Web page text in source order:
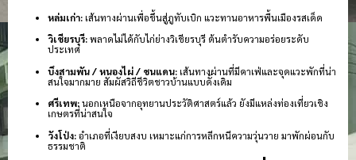
หล่มเก่า:เส้นทางผ่านเพื่อขึ้นสู่ภูทับเบิก แวะทานอาหารพื้นเมืองรสเด็ด
วิเชียรบุรี:พลาดไม่ได้กับไก่ย่างวิเชียรบุรี ต้นตำรับความอร่อยระดับ
ประเทศ
บึงสามพัน / หนองไผ่ / ชนแดน:เส้นทางผ่านที่มีคาเฟ่และจุดแวะพักที่น่า
สนใจมากมาย สัมผัสวิถีชีวิตชาวบ้านแบบดั้งเดิม
ศรีเทพ:นอกเหนือจากอุทยานประวัติศาสตร์แล้ว ยังมีแหล่งท่องเที่ยวเชิง
เกษตรที่น่าสนใจ
วังโป่ง:อำเภอที่เงียบสงบ เหมาะแก่การหลีกหนีความวุ่นวาย มาพักผ่อนกับ
ธรรมชาติ